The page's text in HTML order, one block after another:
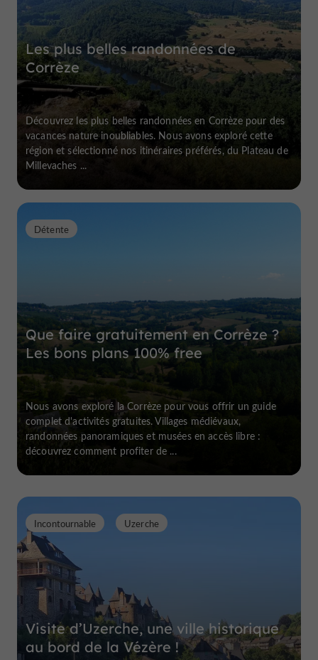
Les plus belles randonnées de
Corrèze
Découvrez les plus belles randonnées en Corrèze pour des
vacances nature inoubliables. Nous avons exploré cette
région et sélectionné nos itinéraires préférés, du Plateau de
Millevaches ...
Que faire gratuitement en Corrèze ?
Les bons plans 100% free
Détente
Nous avons exploré la Corrèze pour vous offrir un guide
complet d'activités gratuites. Villages médiévaux,
randonnées panoramiques et musées en accès libre :
découvrez comment profiter de ...
Visite d’Uzerche, une ville historique
au bord de la Vézère !
Incontournable Uzerche